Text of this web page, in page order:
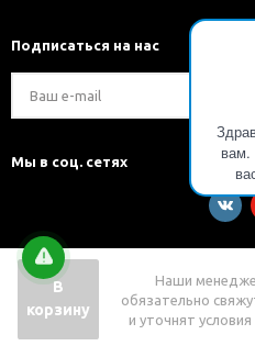
вам.
В
корзину
Наши
обязательно
и уточнят условия
Подписаться на нас
Мы в соц. сетях
Разработка и внедрение решений на